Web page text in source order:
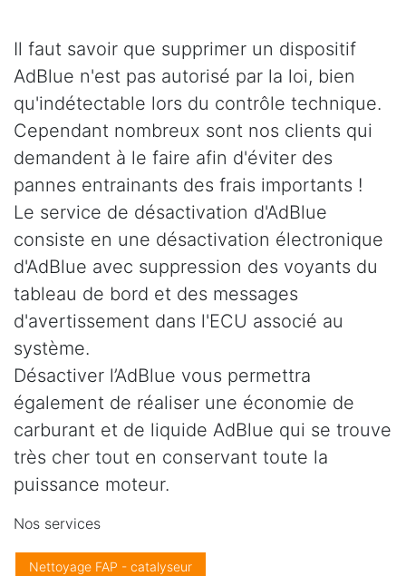
Il faut savoir que supprimer un dispositif
AdBlue n'est pas autorisé par la loi, bien
qu'indétectable lors du contrôle technique.
Cependant nombreux sont nos clients qui
demandent à le faire afin d'éviter des
pannes entrainants des frais importants !
Le service de désactivation d'AdBlue
consiste en une désactivation électronique
d'AdBlue avec suppression des voyants du
tableau de bord et des messages
d'avertissement dans l'ECU associé au
système.
Désactiver l’AdBlue vous permettra
également de réaliser une économie de
carburant et de liquide AdBlue qui se trouve
très cher tout en conservant toute la
puissance moteur.
Nos services
Nettoyage FAP - catalyseur